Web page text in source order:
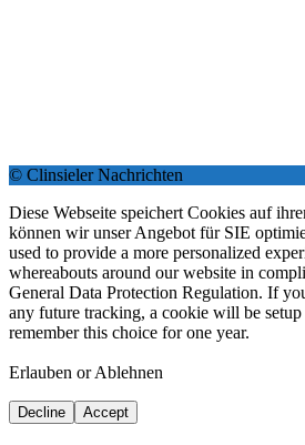
© Clinsieler Nachrichten
Diese Webseite speichert Cookies auf
können wir unser Angebot für SIE
used to provide a more personalized
whereabouts around our website in
General Data Protection Regulation. If
any future tracking, a cookie will be
remember this choice for one year.
Erlauben or Ablehnen
Decline Accept